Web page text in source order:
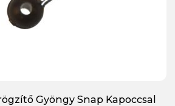
Gyöngy Snap Kapoccsal